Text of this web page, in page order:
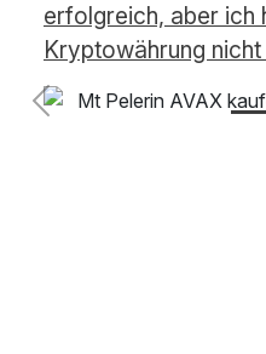
erfolgreich, aber ich
Kryptowährung
Previous